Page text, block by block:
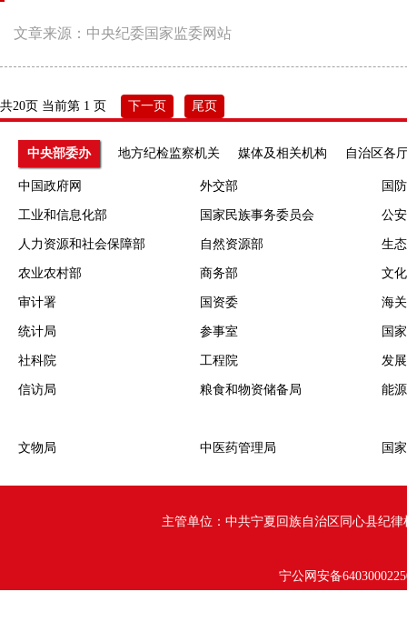
文章来源：中央纪委国家监委网站
共20页 当前第 1 页 下一页 尾页
中央部委办 地方纪检监察机关 媒体及相关机构 自治区各
中国政府网 外交部 国
工业和信息化部 国家民族事务委员会 公
人力资源和社会保障部 自然资源部 生
农业农村部 商务部 文
审计署 国资委 海
统计局 参事室 国
社科院 工程院 发
信访局 粮食和物资储备局 能
文物局 中医药管理局 国
主管单位：中共宁夏回族自治区同心县纪
宁公网安备